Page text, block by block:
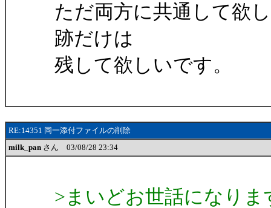
ただ両方に共通して欲
跡だけは
残して欲しいです。
RE:14351 同一添付ファイルの削除
milk_pan さん 03/08/28 23:34
>まいどお世話になり